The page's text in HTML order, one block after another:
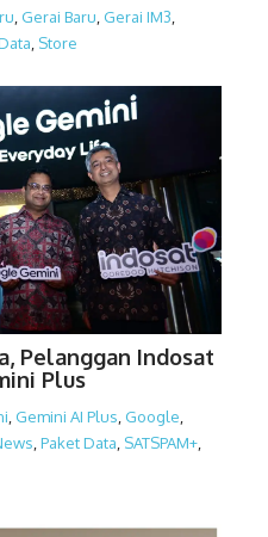
Gerai Baru Gerai IM3
Store
Pelanggan Indosat
Plus
, Gemini AI Plus, Google,
,Paket Data, SATSPAM+,